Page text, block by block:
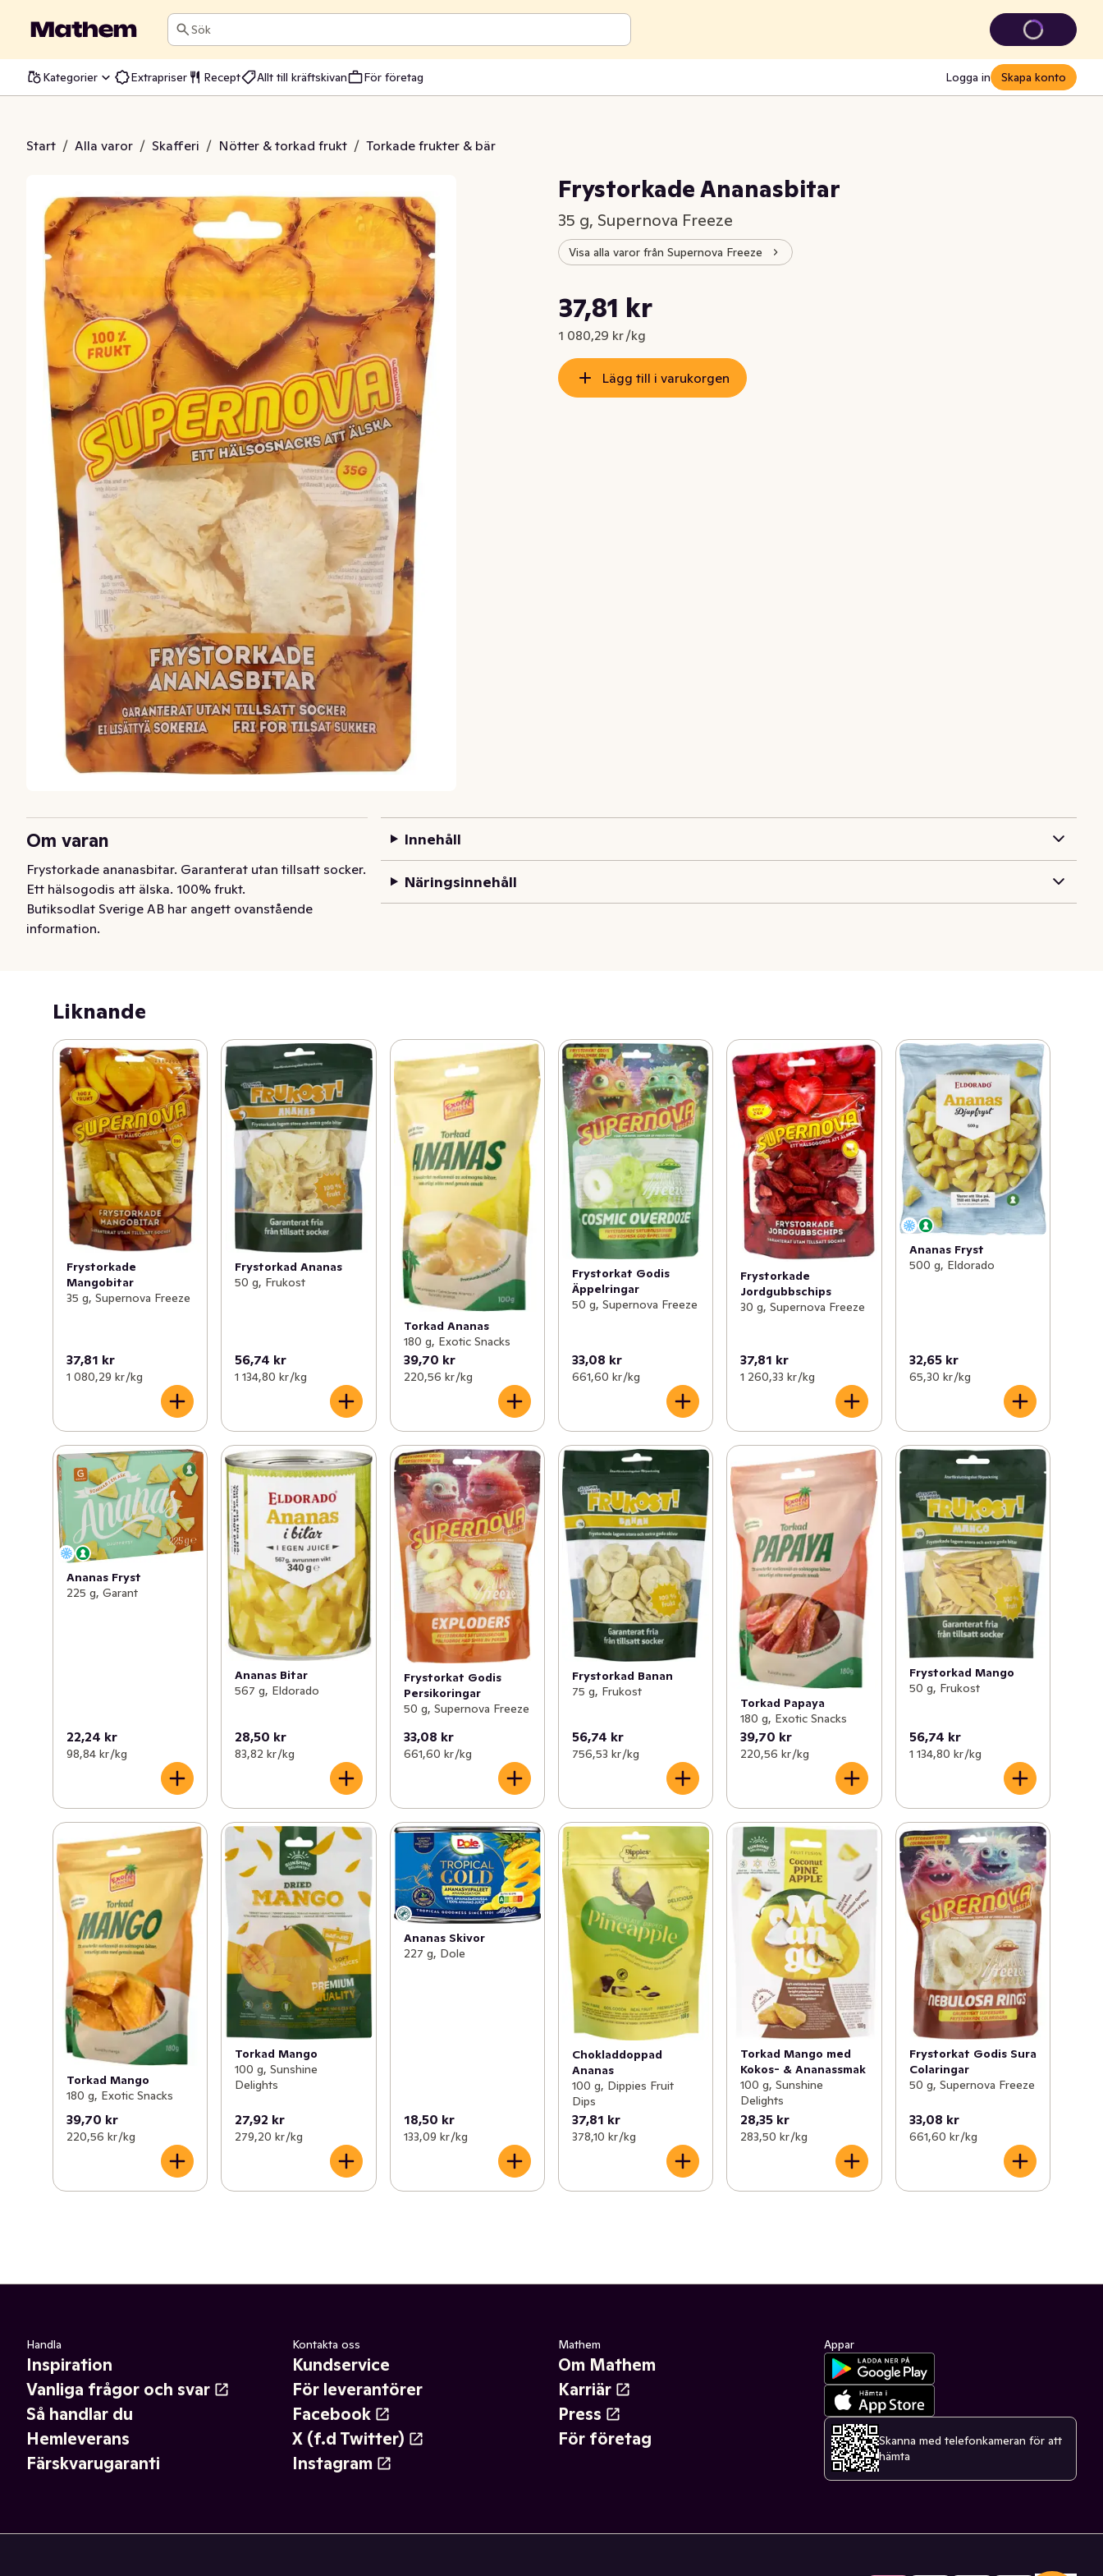
Sök
Kategorier Extrapriser Recept Allt till kräftskivan För företag Logga in Skapa konto
Start / Alla varor / Skafferi / Nötter & torkad frukt / Torkade frukter & bär
Ananasbitar
Frystorkade Ananasbitar
35 g, Supernova Freeze
Visa alla varor från Supernova Freeze
Nuvarande pris är: 37,81 kr
37,81 kr
1 080,29 kr /kg
Styckpris: 1 080,29 kr /kg
Lägg till i varukorgen
Om varan
Frystorkade ananasbitar. Garanterat utan tillsatt socker.
Ett hälsogodis att älska. 100% frukt.
Butiksodlat Sverige AB har angett ovanstående
information.
Innehåll
Näringsinnehåll
Liknande
Frystorkade
Mangobitar
35 g, Supernova Freeze
37,81 kr
1 080,29 kr /kg
Frystorkad Ananas
50 g, Frukost
56,74 kr
1 134,80 kr /kg
Torkad Ananas
180 g, Exotic Snacks
39,70 kr
220,56 kr /kg
Frystorkat Godis
Äppelringar
50 g, Supernova Freeze
33,08 kr
661,60 kr /kg
Frystorkade
Jordgubbschips
30 g, Supernova Freeze
37,81 kr
1 260,33 kr /kg
Ananas Fryst
500 g, Eldorado
32,65 kr
65,30 kr /kg
Ananas Fryst
225 g, Garant
22,24 kr
98,84 kr /kg
Ananas Bitar
567 g, Eldorado
28,50 kr
83,82 kr /kg
Frystorkat Godis
Persikoringar
50 g, Supernova Freeze
33,08 kr
661,60 kr /kg
Frystorkad Banan
75 g, Frukost
56,74 kr
756,53 kr /kg
Torkad Papaya
180 g, Exotic Snacks
39,70 kr
220,56 kr /kg
Frystorkad Mango
50 g, Frukost
56,74 kr
1 134,80 kr /kg
Torkad Mango
180 g, Exotic Snacks
39,70 kr
220,56 kr /kg
Torkad Mango
100 g, Sunshine
Delights
27,92 kr
279,20 kr /kg
Ananas Skivor
227 g, Dole
18,50 kr
133,09 kr /kg
Chokladdoppad
Ananas
100 g, Dippies Fruit
Dips
37,81 kr
378,10 kr /kg
Torkad Mango med
Kokos- & Ananassmak
100 g, Sunshine
Delights
28,35 kr
283,50 kr /kg
Frystorkat Godis Sura
Colaringar
50 g, Supernova Freeze
33,08 kr
661,60 kr /kg
Handla
Inspiration
Vanliga frågor och svar
Så handlar du
Hemleverans
Färskvarugaranti
Kontakta oss
Kundservice
För leverantörer
Facebook
X (f.d Twitter)
Instagram
Mathem
Om Mathem
Karriär
Press
För företag
Appar
Skanna med telefonkameran för att
hämta